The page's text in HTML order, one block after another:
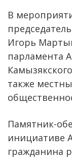
В
Игорь
парламента
также
Памятник-
инициативе
гражданина